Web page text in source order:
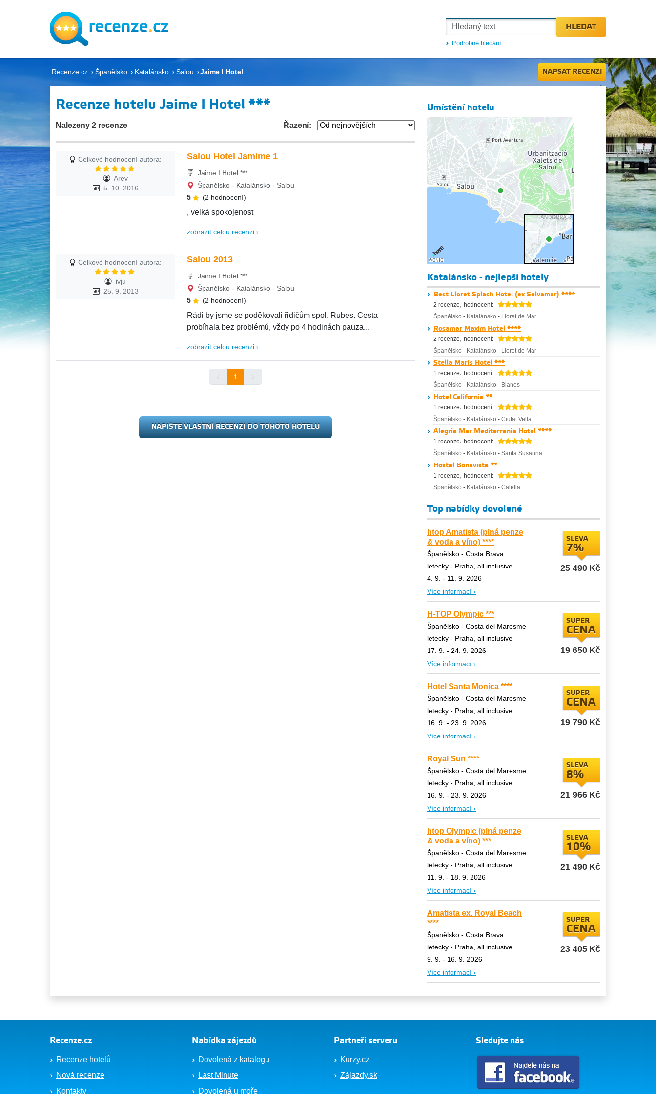
HLEDAT
Podrobné hledání
Recenze.cz Španělsko Katalánsko Salou Jaime I Hotel NAPSAT RECENZI
Recenze hotelu Jaime I Hotel ***
Nalezeny 2 recenze Řazení:
Celkové hodnocení autora:
Arev
5. 10. 2016
Salou Hotel Jamime 1
Jaime I Hotel ***
Španělsko - Katalánsko - Salou
5
(2 hodnocení)
, velká spokojenost
zobrazit celou recenzi ›
Celkové hodnocení autora:
ivju
25. 9. 2013
Salou 2013
Jaime I Hotel ***
Španělsko - Katalánsko - Salou
5
(2 hodnocení)
Rádi by jsme se poděkovali řidičům spol. Rubes. Cesta
probíhala bez problémů, vždy po 4 hodinách pauza...
zobrazit celou recenzi ›
1
NAPIŠTE VLASTNÍ RECENZI DO TOHOTO HOTELU
Umístění hotelu
Katalánsko - nejlepší hotely
Best Lloret Splash Hotel (ex Selvamar) ****
2 recenze, hodnocení:
Španělsko - Katalánsko - Lloret de Mar
Rosamar Maxim Hotel ****
2 recenze, hodnocení:
Španělsko - Katalánsko - Lloret de Mar
Stella Maris Hotel ***
1 recenze, hodnocení:
Španělsko - Katalánsko - Blanes
Hotel California **
1 recenze, hodnocení:
Španělsko - Katalánsko - Ciutat Vella
Alegria Mar Mediterrania Hotel ****
1 recenze, hodnocení:
Španělsko - Katalánsko - Santa Susanna
Hostal Bonavista **
1 recenze, hodnocení:
Španělsko - Katalánsko - Calella
Top nabídky dovolené
htop Amatista (plná penze
& voda a víno) ****
Španělsko - Costa Brava
letecky - Praha, all inclusive
4. 9. - 11. 9. 2026
Více informací ›
SLEVA
7%
25 490 Kč
H-TOP Olympic ***
Španělsko - Costa del Maresme
letecky - Praha, all inclusive
17. 9. - 24. 9. 2026
Více informací ›
SUPER
CENA
19 650 Kč
Hotel Santa Monica ****
Španělsko - Costa del Maresme
letecky - Praha, all inclusive
16. 9. - 23. 9. 2026
Více informací ›
SUPER
CENA
19 790 Kč
Royal Sun ****
Španělsko - Costa del Maresme
letecky - Praha, all inclusive
16. 9. - 23. 9. 2026
Více informací ›
SLEVA
8%
21 966 Kč
htop Olympic (plná penze
& voda a víno) ***
Španělsko - Costa del Maresme
letecky - Praha, all inclusive
11. 9. - 18. 9. 2026
Více informací ›
SLEVA
10%
21 490 Kč
Amatista ex. Royal Beach
****
Španělsko - Costa Brava
letecky - Praha, all inclusive
9. 9. - 16. 9. 2026
Více informací ›
SUPER
CENA
23 405 Kč
Recenze.cz
Recenze hotelů
Nová recenze
Kontakty
Nabídka zájezdů
Dovolená z katalogu
Last Minute
Dovolená u moře
Partneři serveru
Kurzy.cz
Zájazdy.sk
Sledujte nás